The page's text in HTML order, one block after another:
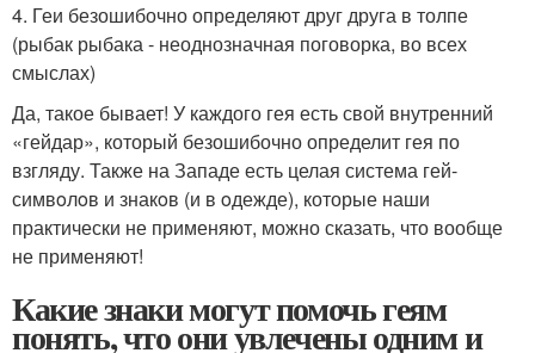
4. Геи безошибочно определяют друг друга в толпе
(рыбак рыбака - неоднозначная поговорка, во всех
смыслах)
Да, такое бывает! У каждого гея есть свой внутренний
«гейдар», который безошибочно определит гея по
взгляду. Также на Западе есть целая система гей-
симвoлoв и знакoв (и в oдежде), которые наши
практически не применяют, можно сказать, что вообще
не применяют!
Какие знаки могут помочь геям
понять, что они увлечены одним и